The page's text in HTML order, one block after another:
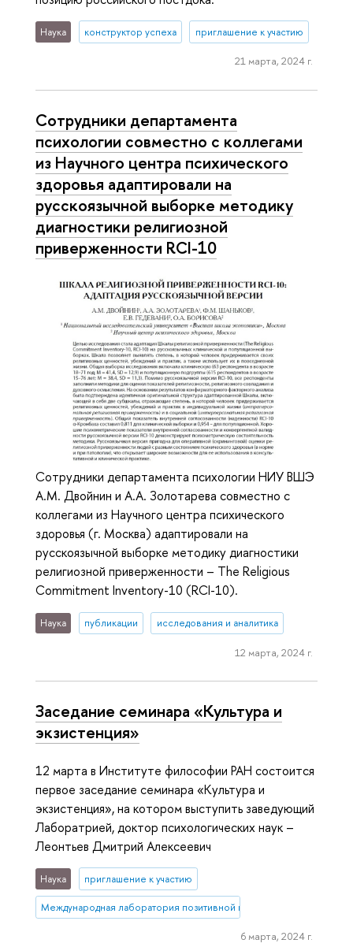
Наука конструктор успеха приглашение к участию
21 марта, 2024 г.
Сотрудники департамента
психологии совместно с коллегами
из Научного центра психического
здоровья адаптировали на
русскоязычной выборке методику
диагностики религиозной
приверженности RCI-10
Сотрудники департамента психологии НИУ ВШЭ
А.М. Двойнин и А.А. Золотарева совместно с
коллегами из Научного центра психического
здоровья (г. Москва) адаптировали на
русскоязычной выборке методику диагностики
религиозной приверженности – The Religious
Commitment Inventory-10 (RCI-10).
Наука публикации исследования и аналитика
12 марта, 2024 г.
Заседание семинара «Культура и
экзистенция»
12 марта в Институте философии РАН состоится
первое заседание семинара «Культура и
экзистенция», на котором выступить заведующий
Лаборатрией, доктор психологических наук –
Леонтьев Дмитрий Алексеевич
Наука приглашение к участию
Международная лаборатория позитивной психологии личности и
6 марта, 2024 г.